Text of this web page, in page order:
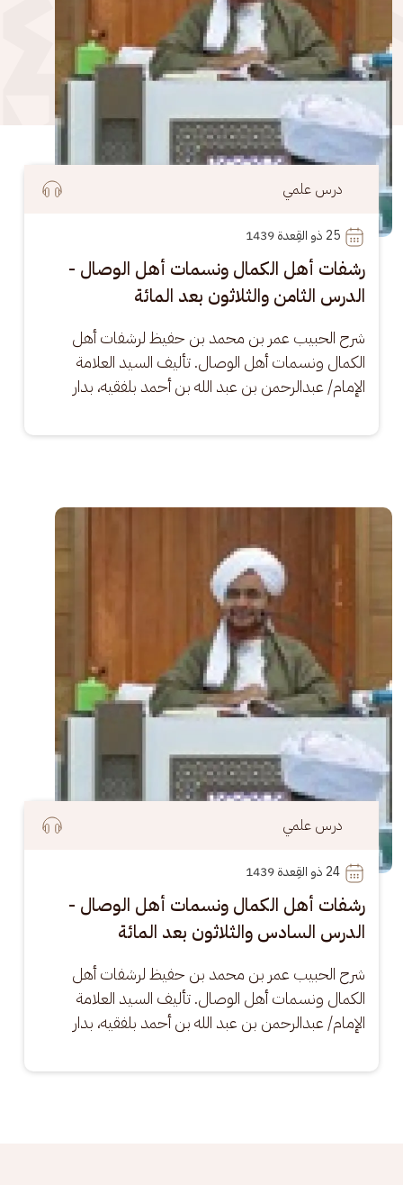
درس علمي
25
رشفات أهل الكمال ونسمات أهل الوصال -
الدرس الثامن والثلاثون بعد المائة
شرح الحبيب عمر بن محمد بن حفيظ لرشفات أهل
الكمال ونسمات أهل الوصال. تأليف السيد العلامة
الإمام/ عبدالرحمن بن عبد الله بن أحمد بلفقيه، بدار
الصورة
درس علمي
24
رشفات أهل الكمال ونسمات أهل الوصال -
الدرس السادس والثلاثون بعد المائة
شرح الحبيب عمر بن محمد بن حفيظ لرشفات أهل
الكمال ونسمات أهل الوصال. تأليف السيد العلامة
الإمام/ عبدالرحمن بن عبد الله بن أحمد بلفقيه، بدار